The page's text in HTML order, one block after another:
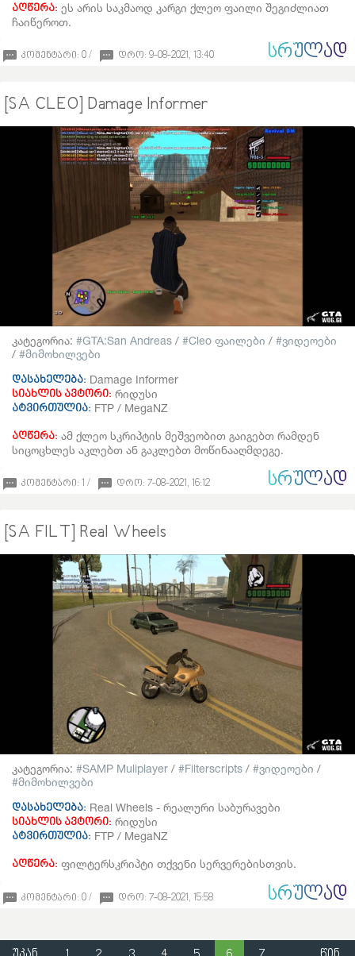
აღწერა: ეს არის საკმაოდ კარგი ქლეო ფაილი შეგიძლიათ
ჩაიწეროთ.
კომენტარი: 0 / დრო: 9-08-2021, 13:40 ᲡᲠᲣᲚᲐᲓ
[SA CLEO] Damage Informer
კატეგორია: GTA:San Andreas / Cleo ფაილები /
ვიდეოები
/
მიმოხილვები
დასახელება: Damage Informer
სიახლის ავტორი: რიდუსი
ატვირთულია: FTP / MegaNZ
აღწერა: ამ ქლეო სკრიპტის მეშვეობით გაიგებთ რამდენ
სიცოცხლეს აკლებთ ან გაკლებთ მოწინააღმდეგე.
კომენტარი: 1 / დრო: 7-08-2021, 16:12 ᲡᲠᲣᲚᲐᲓ
[SA FILT] Real Wheels
კატეგორია: SAMP Muliplayer / Filterscripts / ვიდეოები /
მიმოხილვები
დასახელება: Real Wheels - რეალური საბურავები
სიახლის ავტორი: რიდუსი
ატვირთულია: FTP / MegaNZ
აღწერა: ფილტერსკრიპტი თქვენი სერვერებისთვის.
კომენტარი: 0 / დრო: 7-08-2021, 15:58 ᲡᲠᲣᲚᲐᲓ